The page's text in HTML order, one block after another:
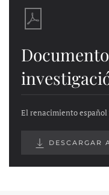
El renacimiento español
DESCARGAR